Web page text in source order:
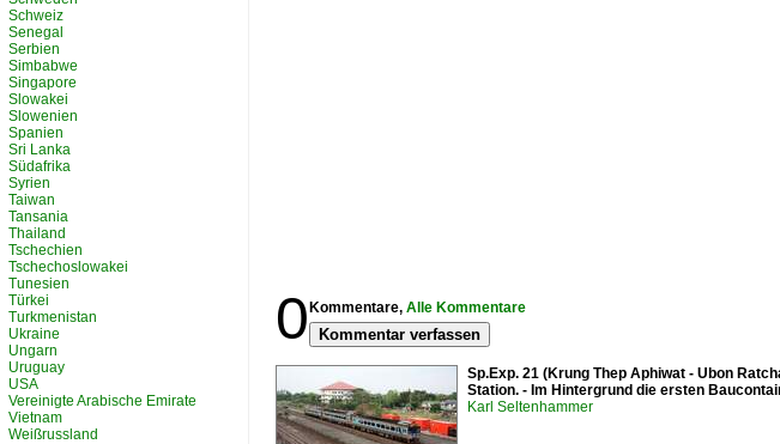
0 Kommentare, Alle Kommentare
Kommentar verfassen
Sp.Exp. 21 (Krung Thep Aphiwat - Ubon
Station. - Im Hintergrund die ersten
Karl Seltenhammer
Schweiz
Senegal
Serbien
Simbabwe
Singapore
Slowakei
Slowenien
Spanien
Sri Lanka
Südafrika
Syrien
Taiwan
Tansania
Thailand
Tschechien
Tschechoslowakei
Tunesien
Türkei
Turkmenistan
Ukraine
Ungarn
Uruguay
USA
Vereinigte Arabische Emirate
Vietnam
Weißrussland